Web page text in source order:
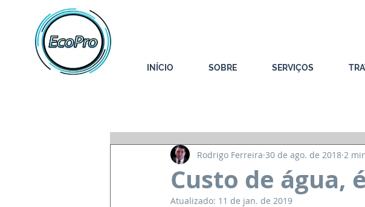
INÍCIO SOBRE SERVIÇOS
Custo de água,
Rodrigo Ferreira 30 de ago. de 2018 2
Atualizado: 11 de jan. de 2019